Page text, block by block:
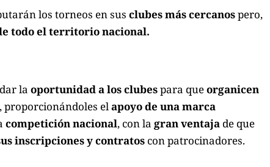
los torneos en sus clubes más cercanospero,
todo el territorio nacional.
la oportunidad a los clubespara queorganicen
, proporcionándoles elapoyo de una marca
competición nacional, con la gran ventaja de que
inscripciones y contratos con patrocinadores.